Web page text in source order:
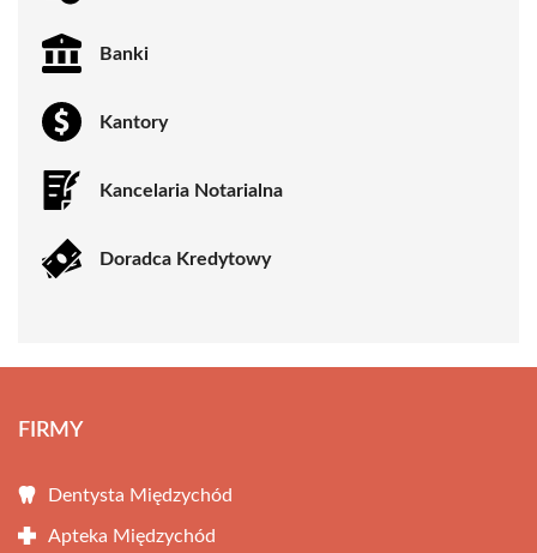
Banki
Kantory
Kancelaria Notarialna
Doradca Kredytowy
FIRMY
Dentysta Międzychód
Apteka Międzychód